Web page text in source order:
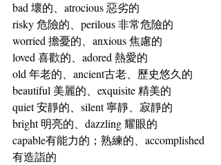
bad 壞的、atrocious 惡劣的
risky 危險的、perilous 非常危險的
worried 擔憂的、anxious 焦慮的
loved 喜歡的、adored 熱愛的
old 年老的、ancient古老、歷史悠久的
beautiful 美麗的、exquisite 精美的
quiet 安靜的、silent 寧靜、寂靜的
bright 明亮的、dazzling 耀眼的
capable有能力的；熟練的、accomplished
有造詣的